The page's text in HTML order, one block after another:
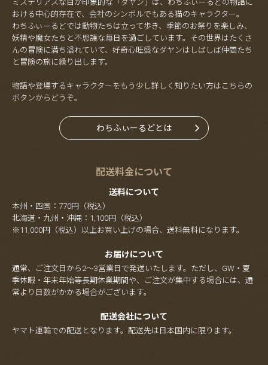
ミステリアスな目が印象的な「ダヤン」は、わちふぃーるどの物語に
おける中心的存在で、会社のシンボルでもある猫のキャラクター。
わちふぃーるどでは動物たちは立って歩き、季節のお祭りを楽しみ、
妖精や魔女たちと不思議な毎日を過ごしています。その世界はたくさ
んの冒険に満ち溢れていて、好奇心旺盛なダヤンはしばしば仲間たち
と冒険の旅に繰り出します。
物語や登場するキャラクターをもう少し詳しく知りたい方はこちらの
ボタンからどうぞ。
わちふぃーるどとは
配送料金について
送料について
本州・四国：770円（税込）
北海道・九州・沖縄：1,100円（税込）
※11,000円（税込）以上お買い上げの場合、送料無料になります。
お届けについて
通常、ご注文日から2～3営業日で発送いたします。ただし、GW・夏
季休暇・年末年始等長期休業期間や、ご注文が集中する場合には、通
常より日数がかかる場合がございます。
配送会社について
ヤマト運輸での配送となります。配送先は日本国内に限ります。